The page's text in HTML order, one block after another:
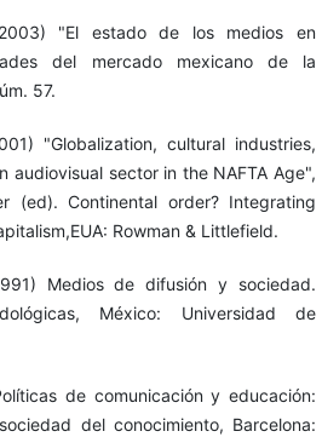
"El estado de los medios en
del mercado mexicano de la
57.
"Globalization, cultural industries,
audiovisual sector in the NAFTA Age",
(ed). Continental order? Integrating
Rowman & Littlefield.
Medios de difusión y sociedad.
México: Universidad de
de comunicación y educación:
del conocimiento, Barcelona: